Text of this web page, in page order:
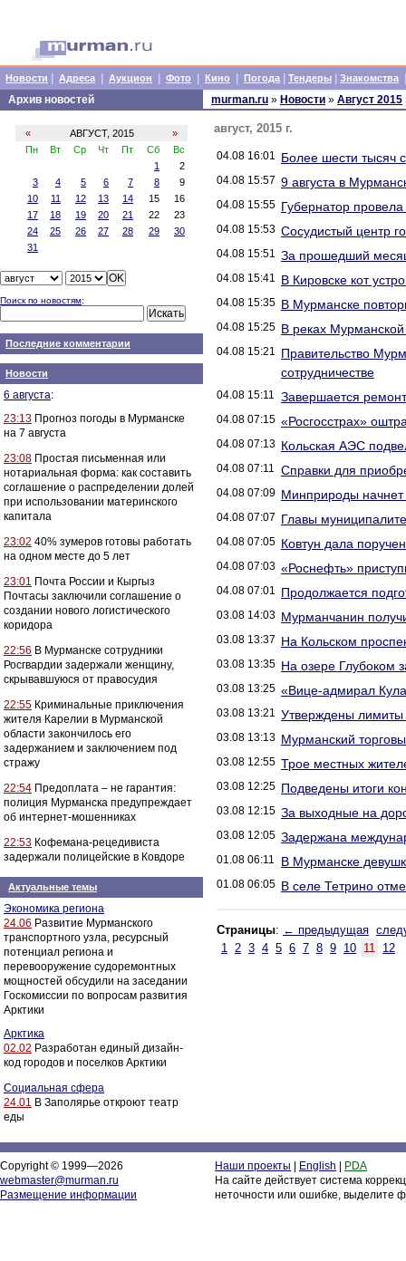
Новости Адреса Аукцион Фото Кино Погода Тендеры Знакомства
Архив новостей
« АВГУСТ, 2015
»
Пн
Вт Ср Чт Пт Сб
Вс
1
2
3
4 5 6 7 8
9
10
11 12 13 14 15
16
17
18 19 20 21 22
23
24
25 26 27 28 29
30
31
Поиск по новостям:
Последние комментарии
Новости
6 августа:
23:13 Прогноз погоды в Мурманске
на 7 августа
23:08 Простая письменная или
нотариальная форма: как составить
соглашение о распределении долей
при использовании материнского
капитала
23:02 40% зумеров готовы работать
на одном месте до 5 лет
23:01 Почта России и Кыргыз
Почтасы заключили соглашение о
создании нового логистического
коридора
22:56 В Мурманске сотрудники
Росгвардии задержали женщину,
скрывавшуюся от правосудия
22:55 Криминальные приключения
жителя Карелии в Мурманской
области закончилось его
задержанием и заключением под
стражу
22:54 Предоплата – не гарантия:
полиция Мурманска предупреждает
об интернет-мошенниках
22:53 Кофемана-рецедивиста
задержали полицейские в Ковдоре
Актуальные темы
Экономика региона
24.06 Развитие Мурманского
транспортного узла, ресурсный
потенциал региона и
перевооружение судоремонтных
мощностей обсудили на заседании
Госкомиссии по вопросам развития
Арктики
Арктика
02.02 Разработан единый дизайн-
код городов и поселков Арктики
Социальная сфера
24.01 В Заполярье откроют театр
еды
murman.ru » Новости » Август 2015
август, 2015 г.
04.08 16:01 Более шести тысяч
04.08 15:57 9 августа в
04.08 15:55 Губернатор
04.08 15:53 Сосудистый центр
04.08 15:51 За прошедший
04.08 15:41 В Кировске кот
04.08 15:35 В Мурманске
04.08 15:25 В реках
04.08 15:21 Правительство
сотрудничестве
04.08 15:11 Завершается
04.08 07:15 «Росгосстрах»
04.08 07:13 Кольская АЭС
04.08 07:11 Справки для
04.08 07:09 Минприроды начнет
04.08 07:07 Главы
04.08 07:05 Ковтун дала
04.08 07:03 «Роснефть»
04.08 07:01 Продолжается
03.08 14:03 Мурманчанин
03.08 13:37 На Кольском
03.08 13:35 На озере Глубоком
03.08 13:25 «Вице-адмирал
03.08 13:21 Утверждены лимиты
03.08 13:13 Мурманский
03.08 12:55 Трое местных
03.08 12:25 Подведены итоги
03.08 12:15 За выходные на
03.08 12:05 Задержана
01.08 06:11 В Мурманске
01.08 06:05 В селе Тетрино
Страницы: ← предыдущая
1 2 3 4 5 6 7 8 9 10 11 12
Copyright © 1999—2026
webmaster@murman.ru
Размещение информации
Наши проекты English
PDA
На сайте действует система
неточности или ошибке, выделите